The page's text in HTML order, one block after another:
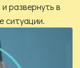
развернуть в
ситуации.